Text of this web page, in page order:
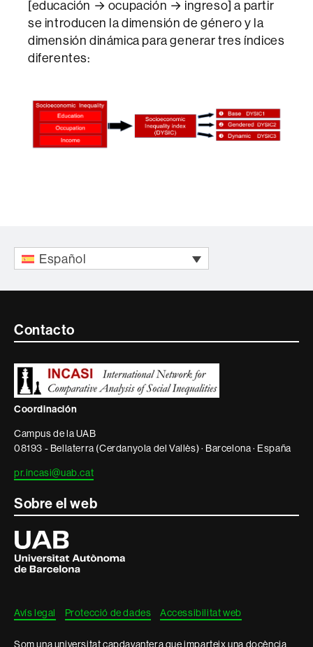
[educación → ocupación → ingreso] a partir
se introducen la dimensión de género y la
dimensión dinámica para generar tres índices
diferentes:
Español
Contacte
informació
legal
Contacto
Coordinación
Campus de la UAB
08193 - Bellaterra (Cerdanyola del Vallès) · Barcelona · España
pr.incasi@uab.cat
Sobre el web
Universitat
Autònoma
de
Barcelona
Avís legal Protecció de dades Accessibilitat web
Som una universitat capdavantera que imparteix una docència